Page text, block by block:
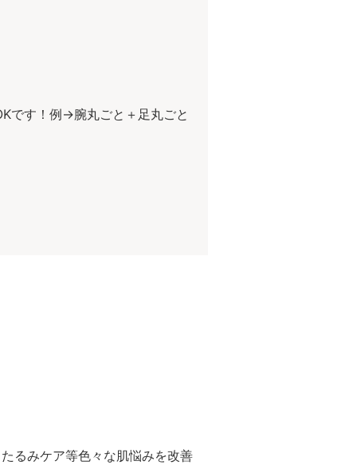
です！例→腕丸ごと＋足丸ごと
るみケア等色々な肌悩みを改善